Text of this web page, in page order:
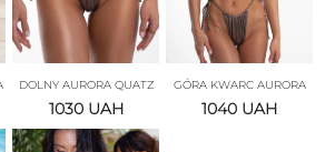
DOLNY AURORA QUATZ
1030 UAH
GÓRA KWARC AURORA
1040 UAH